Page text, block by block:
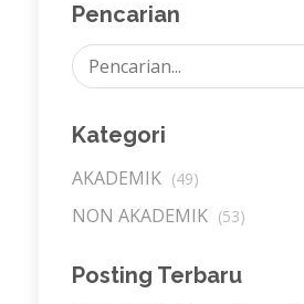
Pencarian
Kategori
AKADEMIK (49)
NON AKADEMIK (53)
Posting Terbaru